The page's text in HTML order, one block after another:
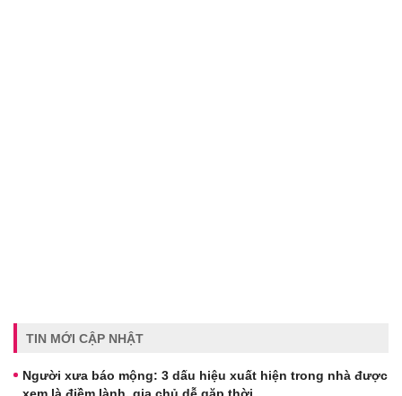
TIN MỚI CẬP NHẬT
Người xưa báo mộng: 3 dấu hiệu xuất hiện trong nhà được